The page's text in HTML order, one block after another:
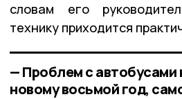
словам его
технику приходится
— Проблем с
новому восьмой год,